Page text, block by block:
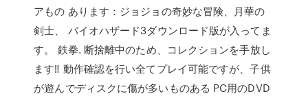
アもの あります：ジョジョの奇妙な冒険、月華の
剣士、 バイオハザード3ダウンロード版が入ってま
す。 鉄拳. 断捨離中のため、コレクションを手放し
ます‼️ 動作確認を行い全てプレイ可能ですが、子供
が遊んでディスクに傷が多いものある PC用のDVD